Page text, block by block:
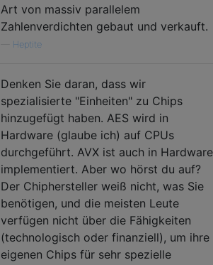
Art von massiv parallelem
Zahlenverdichten gebaut und verkauft.
Heptite
Denken Sie daran, dass wir
spezialisierte "Einheiten" zu Chips
hinzugefügt haben. AES wird in
Hardware (glaube ich) auf CPUs
durchgeführt. AVX ist auch in Hardware
implementiert. Aber wo hörst du auf?
Der Chiphersteller weiß nicht, was Sie
benötigen, und die meisten Leute
verfügen nicht über die Fähigkeiten
(technologisch oder finanziell), um ihre
eigenen Chips für sehr spezielle